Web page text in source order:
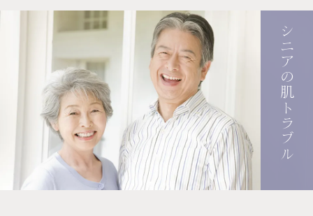
シニアの肌トラブル